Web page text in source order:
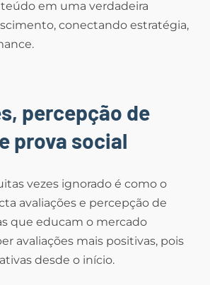
em uma verdadeira
conectando estratégia,
percepção de
prova social
vezes ignorado é como o
avaliações e percepção de
que educam o mercado
avaliações mais positivas, pois
desde o início.